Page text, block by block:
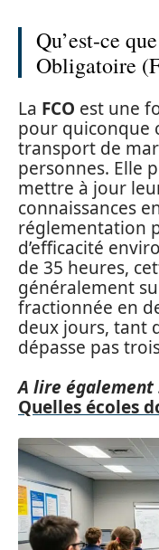
Qu’est-ce
Obligatoire
La FCO est une
pour quiconque
transport de
personnes. Elle
mettre à jour
connaissances
réglementation
d’efficacité
de 35 heures,
généralement
fractionnée en
deux jours, tant
dépasse pas
A lire également
Quelles écoles